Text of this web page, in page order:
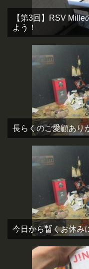
【第3回】RSV
よう！
長らくのご愛顧あり
今日から暫くお休み